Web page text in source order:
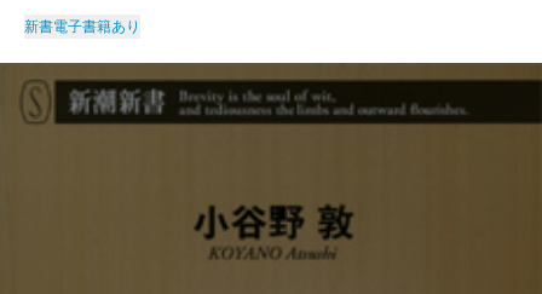
新書電子書籍あり